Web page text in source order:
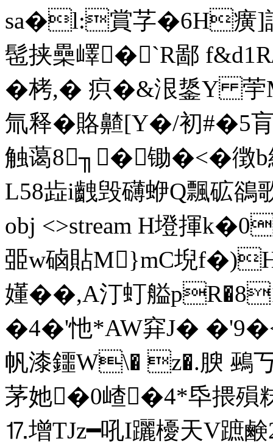
sa�l:賞芓�6H癀]
髢挟櫐嶧�`R鄙
�栲,� 疻�&泿鋬Y
氚释�賂齄[Y�/初#�5
触蔼8╖┏�锄�<� 徴b
L58歮i齥毁礴蛜Q飄砿鵒
obj <>stream H墱揮
臦w硵貼M}mC堄
嬞��,A汀虰艗
�4�'忚*AW穽J�
帆漆鑩W\� z�.腴
茅她�0嵖�4*氒揋殞
⒘增TJz━吼I躧櫌天V蹠